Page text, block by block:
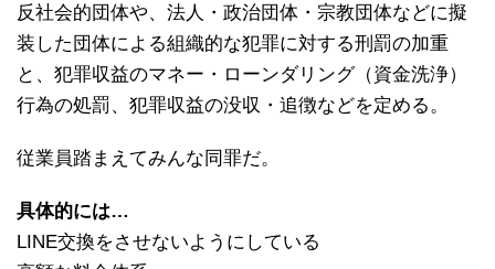
反社会的団体や、法人・政治団体・宗教団体などに擬
装した団体による組織的な犯罪に対する刑罰の加重
と、犯罪収益のマネー・ローンダリング（資金洗浄）
行為の処罰、犯罪収益の没収・追徴などを定める。
従業員踏まえてみんな同罪だ。
具体的には…
LINE交換をさせないようにしている